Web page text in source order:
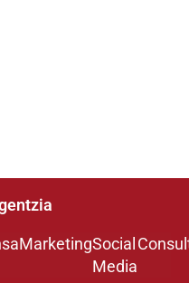
MarketingSocial
Media